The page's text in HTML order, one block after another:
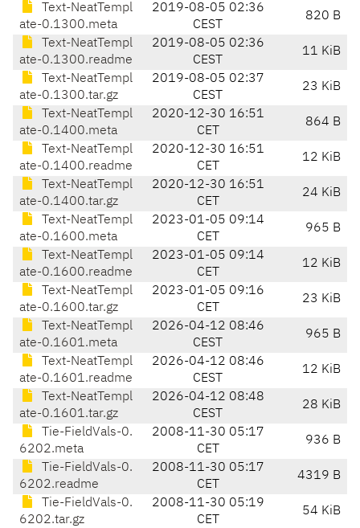
Text-NeatTempl
ate-0.1300.meta
2019-08-05 02:36
CEST
820 B
Text-NeatTempl
ate-0.1300.readme
2019-08-05 02:36
CEST
11 KiB
Text-NeatTempl
ate-0.1300.tar.gz
2019-08-05 02:37
CEST
23 KiB
Text-NeatTempl
ate-0.1400.meta
2020-12-30 16:51
CET
864 B
Text-NeatTempl
ate-0.1400.readme
2020-12-30 16:51
CET
12 KiB
Text-NeatTempl
ate-0.1400.tar.gz
2020-12-30 16:51
CET
24 KiB
Text-NeatTempl
ate-0.1600.meta
2023-01-05 09:14
CET
965 B
Text-NeatTempl
ate-0.1600.readme
2023-01-05 09:14
CET
12 KiB
Text-NeatTempl
ate-0.1600.tar.gz
2023-01-05 09:16
CET
23 KiB
Text-NeatTempl
ate-0.1601.meta
2026-04-12 08:46
CEST
965 B
Text-NeatTempl
ate-0.1601.readme
2026-04-12 08:46
CEST
12 KiB
Text-NeatTempl
ate-0.1601.tar.gz
2026-04-12 08:48
CEST
28 KiB
Tie-FieldVals-0.
6202.meta
2008-11-30 05:17
CET
936 B
Tie-FieldVals-0.
6202.readme
2008-11-30 05:17
CET
4319 B
Tie-FieldVals-0.
6202.tar.gz
2008-11-30 05:19
CET
54 KiB